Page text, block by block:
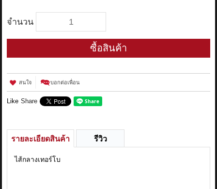
จำนวน
ซื้อสินค้า
สนใจ บอกต่อเพื่อน
Like Share
รายละเอียดสินค้า รีวิว
ไส้กลางเทอร์โบ